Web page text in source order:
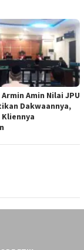
Amin Nilai JPU
Dakwaannya,